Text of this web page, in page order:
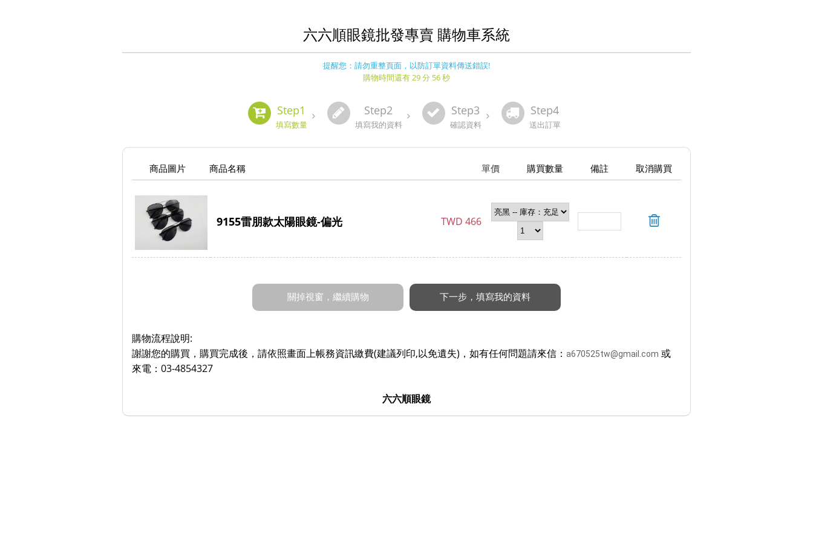
六六順眼鏡批發專賣 購物車系統
提醒您：請勿重整頁面，以防訂單資料傳送錯誤!
購物時間還有 29 分 56 秒
Step1
填寫數量
Step2
填寫我的資料
Step3
確認資料
Step4
送出訂單
商品圖片 商品名稱 單價 購買數量 備註 取消購買
9155雷朋款太陽眼鏡-偏光 TWD 466
購物流程說明:
謝謝您的購買，購買完成後，請依照畫面上帳務資訊繳費(建議列印,以免遺失)，如有任何問題請來信： a670525tw@gmail.com 或
來電：03-4854327
六六順眼鏡